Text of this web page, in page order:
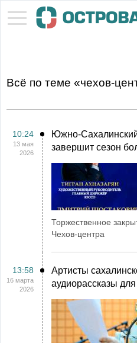
Всё по теме «чехов-
10:24
13 мая
2026
Южно-
завершит сезон
Торжественное
Чехов-центра
13:58
16 марта
2026
Артисты
аудиорассказы